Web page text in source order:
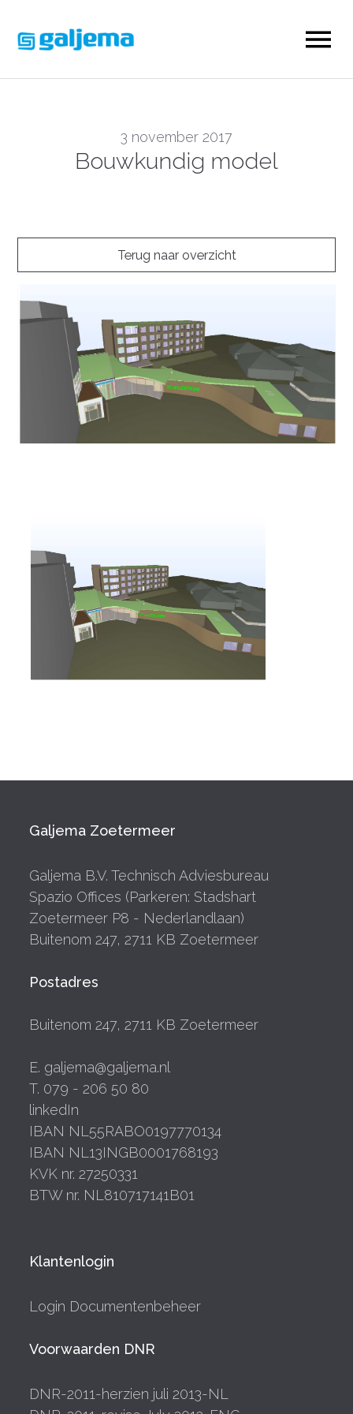
3 november 2017
Bouwkundig model
Terug naar overzicht
Galjema Zoetermeer
Galjema B.V. Technisch Adviesbureau
Spazio Offices (Parkeren: Stadshart
Zoetermeer P8 - Nederlandlaan)
Buitenom 247, 2711 KB Zoetermeer
Postadres
Buitenom 247, 2711 KB Zoetermeer
E. galjema@galjema.nl
T. 079 - 206 50 80
linkedIn
IBAN NL55RABO0197770134
IBAN NL13INGB0001768193
KVK nr. 27250331
BTW nr. NL810717141B01
Klantenlogin
Login Documentenbeheer
Voorwaarden DNR
DNR-2011-herzien juli 2013-NL